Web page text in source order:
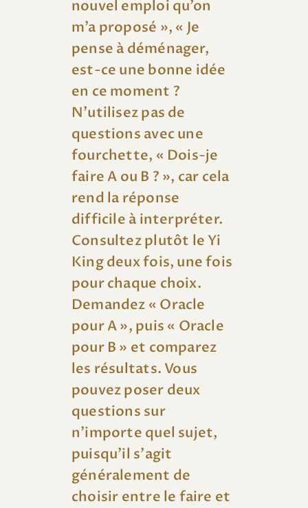
nouvel emploi qu’on
m’a proposé », « Je
pense à déménager,
est-ce une bonne idée
en ce moment ?
N’utilisez pas de
questions avec une
fourchette, « Dois-je
faire A ou B ? », car cela
rend la réponse
difficile à interpréter.
Consultez plutôt le Yi
King deux fois, une fois
pour chaque choix.
Demandez « Oracle
pour A », puis « Oracle
pour B » et comparez
les résultats. Vous
pouvez poser deux
questions sur
n’importe quel sujet,
puisqu’il s’agit
généralement de
choisir entre le faire et